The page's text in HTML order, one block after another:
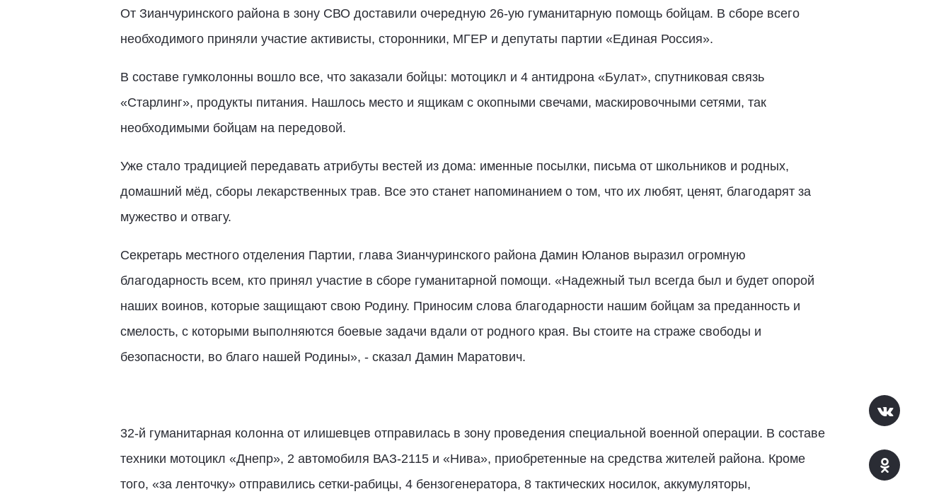
От Зианчуринского района в зону СВО доставили очередную 26-ую гуманитарную помощь бойцам. В сборе всего
необходимого приняли участие активисты, сторонники, МГЕР и депутаты партии «Единая Россия».
В составе гумколонны вошло все, что заказали бойцы: мотоцикл и 4 антидрона «Булат», спутниковая связь
«Старлинг», продукты питания. Нашлось место и ящикам с окопными свечами, маскировочными сетями, так
необходимыми бойцам на передовой.
Уже стало традицией передавать атрибуты вестей из дома: именные посылки, письма от школьников и родных,
домашний мёд, сборы лекарственных трав. Все это станет напоминанием о том, что их любят, ценят, благодарят за
мужество и отвагу.
Секретарь местного отделения Партии, глава Зианчуринского района Дамин Юланов выразил огромную
благодарность всем, кто принял участие в сборе гуманитарной помощи. «Надежный тыл всегда был и будет опорой
наших воинов, которые защищают свою Родину. Приносим слова благодарности нашим бойцам за преданность и
смелость, с которыми выполняются боевые задачи вдали от родного края. Вы стоите на страже свободы и
безопасности, во благо нашей Родины», - сказал Дамин Маратович.
32-й гуманитарная колонна от илишевцев отправилась в зону проведения специальной военной операции. В составе
техники мотоцикл «Днепр», 2 автомобиля ВАЗ-2115 и «Нива», приобретенные на средства жителей района. Кроме
того, «за ленточку» отправились сетки-рабицы, 4 бензогенератора, 8 тактических носилок, аккумуляторы,